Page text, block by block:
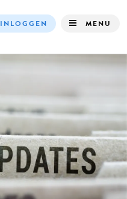
navigation
INLOGGEN MENU